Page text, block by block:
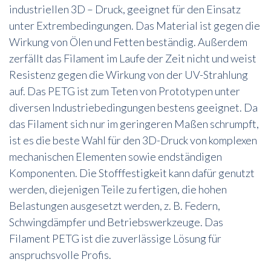
industriellen 3D – Druck, geeignet für den Einsatz
unter Extrembedingungen. Das Material ist gegen die
Wirkung von Ölen und Fetten beständig. Außerdem
zerfällt das Filament im Laufe der Zeit nicht und weist
Resistenz gegen die Wirkung von der UV-Strahlung
auf. Das PETG ist zum Teten von Prototypen unter
diversen Industriebedingungen bestens geeignet. Da
das Filament sich nur im geringeren Maßen schrumpft,
ist es die beste Wahl für den 3D-Druck von komplexen
mechanischen Elementen sowie endständigen
Komponenten. Die Stofffestigkeit kann dafür genutzt
werden, diejenigen Teile zu fertigen, die hohen
Belastungen ausgesetzt werden, z. B. Federn,
Schwingdämpfer und Betriebswerkzeuge. Das
Filament PETG ist die zuverlässige Lösung für
anspruchsvolle Profis.